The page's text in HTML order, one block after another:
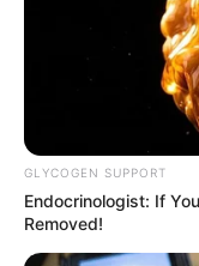
GLYCOGEN SUPPORT
Endocrinologist: If
Removed!